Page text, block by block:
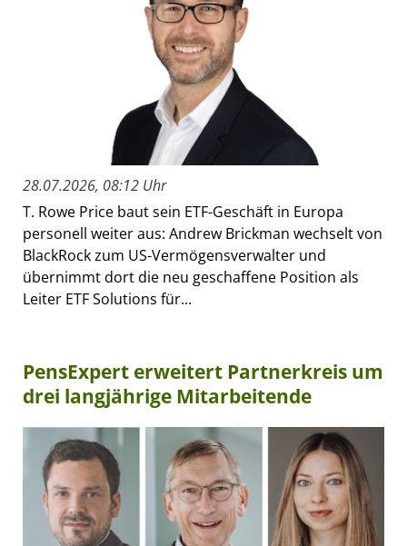
28.07.2026, 08:12 Uhr
T. Rowe Price baut sein ETF-Geschäft in Europa
personell weiter aus: Andrew Brickman wechselt von
BlackRock zum US-Vermögensverwalter und
übernimmt dort die neu geschaffene Position als
Leiter ETF Solutions für...
PensExpert erweitert Partnerkreis um
drei langjährige Mitarbeitende